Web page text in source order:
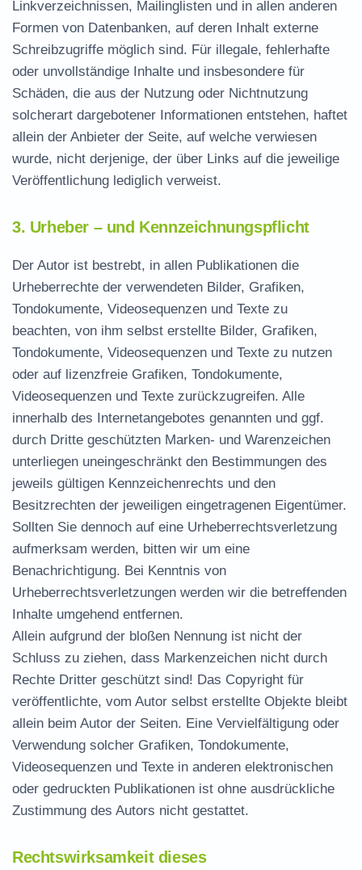
Linkverzeichnissen, Mailinglisten und in allen anderen
Formen von Datenbanken, auf deren Inhalt externe
Schreibzugriffe möglich sind. Für illegale, fehlerhafte
oder unvollständige Inhalte und insbesondere für
Schäden, die aus der Nutzung oder Nichtnutzung
solcherart dargebotener Informationen entstehen, haftet
allein der Anbieter der Seite, auf welche verwiesen
wurde, nicht derjenige, der über Links auf die jeweilige
Veröffentlichung lediglich verweist.
3. Urheber – und Kennzeichnungspflicht
Der Autor ist bestrebt, in allen Publikationen die
Urheberrechte der verwendeten Bilder, Grafiken,
Tondokumente, Videosequenzen und Texte zu
beachten, von ihm selbst erstellte Bilder, Grafiken,
Tondokumente, Videosequenzen und Texte zu nutzen
oder auf lizenzfreie Grafiken, Tondokumente,
Videosequenzen und Texte zurückzugreifen. Alle
innerhalb des Internetangebotes genannten und ggf.
durch Dritte geschützten Marken- und Warenzeichen
unterliegen uneingeschränkt den Bestimmungen des
jeweils gültigen Kennzeichenrechts und den
Besitzrechten der jeweiligen eingetragenen Eigentümer.
Sollten Sie dennoch auf eine Urheberrechtsverletzung
aufmerksam werden, bitten wir um eine
Benachrichtigung. Bei Kenntnis von
Urheberrechtsverletzungen werden wir die betreffenden
Inhalte umgehend entfernen.
Allein aufgrund der bloßen Nennung ist nicht der
Schluss zu ziehen, dass Markenzeichen nicht durch
Rechte Dritter geschützt sind! Das Copyright für
veröffentlichte, vom Autor selbst erstellte Objekte bleibt
allein beim Autor der Seiten. Eine Vervielfältigung oder
Verwendung solcher Grafiken, Tondokumente,
Videosequenzen und Texte in anderen elektronischen
oder gedruckten Publikationen ist ohne ausdrückliche
Zustimmung des Autors nicht gestattet.
Rechtswirksamkeit dieses